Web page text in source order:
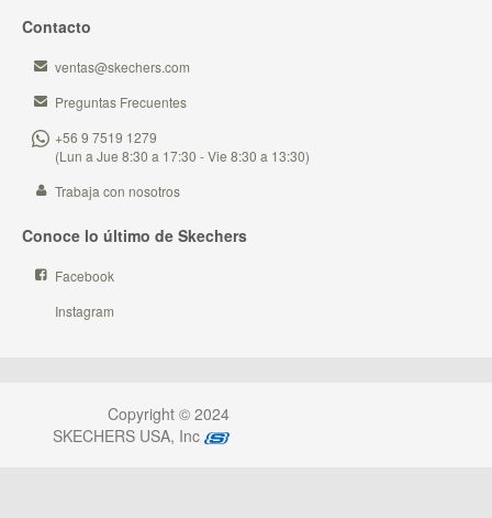
Contacto
ventas@skechers.com
Preguntas Frecuentes
+56 9 7519 1279
(Lun a Jue 8:30 a 17:30 - Vie 8:30 a 13:30)
Trabaja con nosotros
Conoce lo último de Skechers
Facebook
Instagram
Copyright © 2024
SKECHERS USA, Inc